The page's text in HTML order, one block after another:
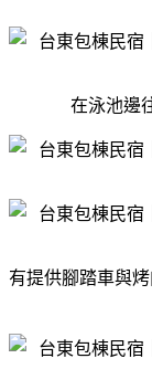
在泳池邊
有提供腳踏車與